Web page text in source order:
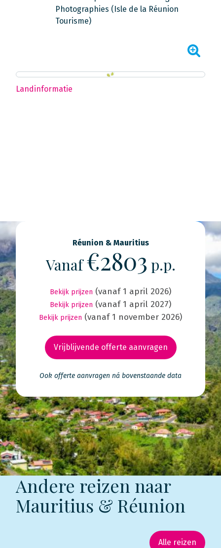
Photographies (Isle de la Réunion
Tourisme)
Landinformatie
Réunion & Mauritius
Vanaf€2803 p.p.
Bekijk prijzen (vanaf 1 april 2026)
Bekijk prijzen (vanaf 1 april 2027)
Bekijk prijzen (vanaf 1 november 2026)
Vrijblijvende offerte aanvragen
Ook offerte aanvragen ná bovenstaande data
Andere reizen naar
Mauritius & Réunion
Alle reizen